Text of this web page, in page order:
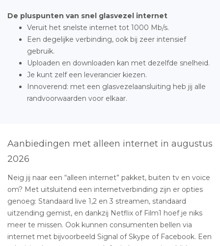
De pluspunten van snel glasvezel internet
Veruit het snelste internet tot 1000 Mb/s.
Een degelijke verbinding, ook bij zeer intensief
gebruik.
Uploaden en downloaden kan met dezelfde snelheid.
Je kunt zelf een leverancier kiezen.
Innoverend: met een glasvezelaansluiting heb jij alle
randvoorwaarden voor elkaar.
Aanbiedingen met alleen internet in augustus
2026
Neig jij naar een “alleen internet” pakket, buiten tv en voice
om? Met uitsluitend een internetverbinding zijn er opties
genoeg: Standaard live 1,2 en 3 streamen, standaard
uitzending gemist, en dankzij Netflix of Film1 hoef je niks
meer te missen. Ook kunnen consumenten bellen via
internet met bijvoorbeeld Signal of Skype of Facebook. Een